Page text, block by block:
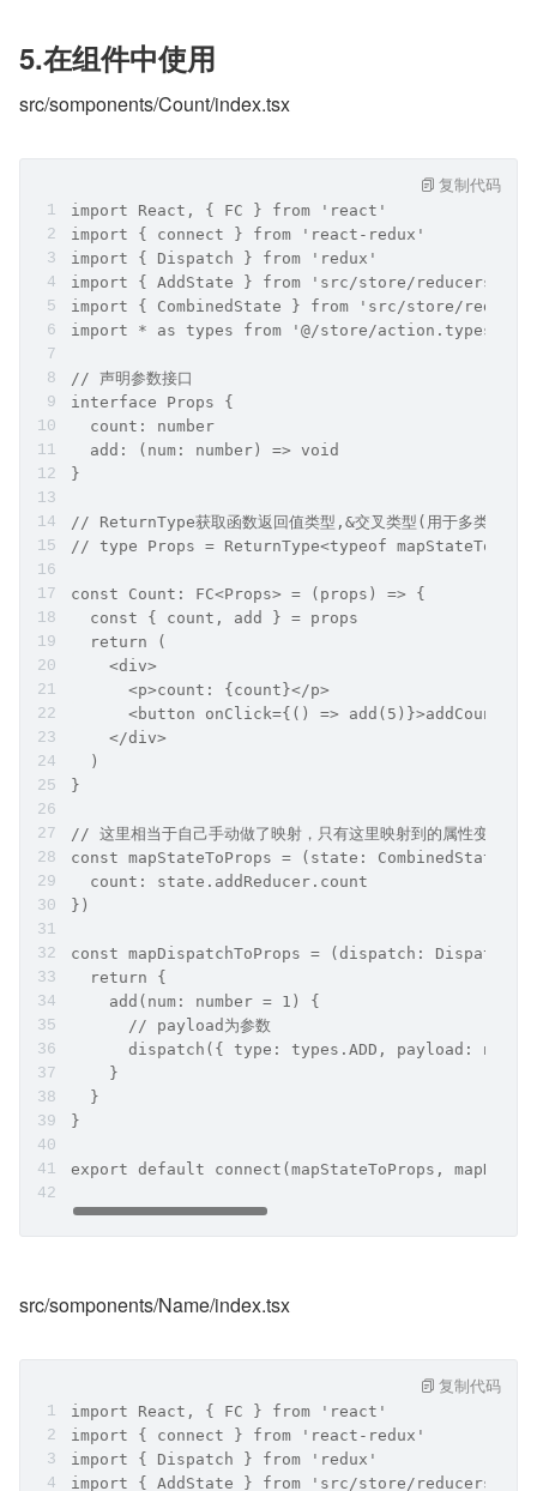
5.在组件中使用
src/somponents/Count/index.tsx
import React, { FC } from 'react'
import { connect } from 'react-redux'
import { Dispatch } from 'redux'
import { AddState } from 'src/store/reducers/
import { CombinedState } from 'src/store/
import * as types from '@/store/action.types'
// 声明参数接口
interface Props {
  count: number
  add: (num: number) => void
}
// ReturnType获取函数返回值类型,&交叉类型(用于多类型合
// type Props = ReturnType<typeof
const Count: FC<Props> = (props) => {
  const { count, add } = props
  return (
    <div>
      <p>count: {count}</p>
<button onClick={() => add(5)}>addCount</
    </div>
  )
}
// 这里相当于自己手动做了映射，只有这里映射到的属性变化，
const mapStateToProps = (state: CombinedState)
  count: state.addReducer.count
})
const mapDispatchToProps = (dispatch: Dispatch)
  return {
    add(num: number = 1) {
      // payload为参数
dispatch({ type: types.ADD, payload: num
    }
  }
}
export default connect(mapStateToProps,
复制代码
src/somponents/Name/index.tsx
import React, { FC } from 'react'
import { connect } from 'react-redux'
import { Dispatch } from 'redux'
import { AddState } from 'src/store/reducers/
复制代码